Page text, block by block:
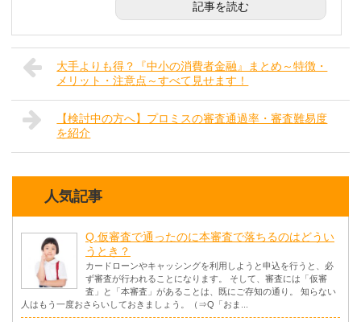
記事を読む
大手よりも得？『中小の消費者金融』まとめ～特徴・
メリット・注意点～すべて見せます！
【検討中の方へ】プロミスの審査通過率・審査難易度
を紹介
人気記事
Q.仮審査で通ったのに本審査で落ちるのはどうい
うとき？
カードローンやキャッシングを利用しようと申込を行うと、必
ず審査が行われることになります。 そして、審査には「仮審
査」と「本審査」があることは、既にご存知の通り。 知らない
人はもう一度おさらいしておきましょう。（⇒Q「おま...